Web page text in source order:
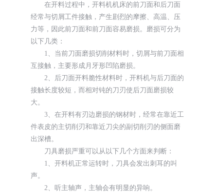
在开料过程中，开料机机床的前刀面和后刀面
经常与切屑工件接触，产生剧烈的摩擦、高温、压
力等，因此前刀面和前刀面容易磨损。磨损可分为
以下几类：
1、当前刀面磨损切削材料时，切屑与前刀面相
互接触，主要形成月牙形凹陷磨损。
2、后刀面开料脆性材料时，开料机与后刀面的
接触长度较短，而相对钝的刀刃使后刀面磨损较
大。
3、在开料有刃边磨损的钢材时，经常在靠近工
件表皮的主切削刃和靠近刀尖的副切削刃的侧面磨
出深槽。
刀具磨损严重可以从以下几个方面来判断：
1、开料机正常运转时，刀具会发出刺耳的叫
声。
2、听主轴声，主轴会有明显的异响。